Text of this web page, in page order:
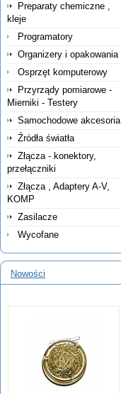
Preparaty chemiczne ,
kleje
Programatory
Organizery i opakowania
Osprzęt komputerowy
Przyrządy pomiarowe -
Mierniki - Testery
Samochodowe akcesoria
Źródła światła
Złącza - konektory,
przełączniki
Złącza , Adaptery A-V,
KOMP
Zasilacze
Wycofane
Nowości